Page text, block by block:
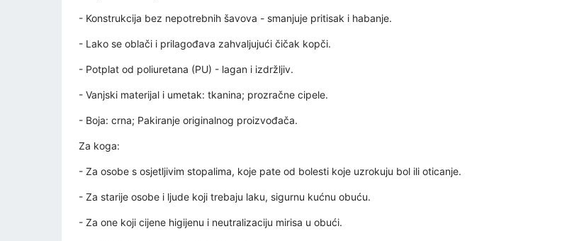
- Konstrukcija bez nepotrebnih šavova - smanjuje pritisak i habanje.
- Lako se oblači i prilagođava zahvaljujući čičak kopči.
- Potplat od poliuretana (PU) - lagan i izdržljiv.
- Vanjski materijal i umetak: tkanina; prozračne cipele.
- Boja: crna; Pakiranje originalnog proizvođača.
Za koga:
- Za osobe s osjetljivim stopalima, koje pate od bolesti koje uzrokuju bol ili oticanje.
- Za starije osobe i ljude koji trebaju laku, sigurnu kućnu obuću.
- Za one koji cijene higijenu i neutralizaciju mirisa u obući.